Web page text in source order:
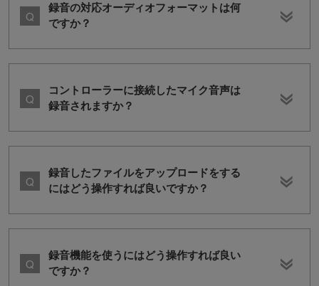
録音の対応オーディオフォーマットは何
ですか？
コントローラーに接続したマイク音声は
録音されますか？
録音したファイルをアップロードをする
にはどう操作すれば良いですか？
録音機能を使うにはどう操作すれば良い
ですか？